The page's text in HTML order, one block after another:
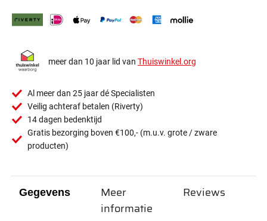
meer dan 10 jaar lid van Thuiswinkel.org
Al meer dan 25 jaar dé Specialisten
Veilig achteraf betalen (Riverty)
14 dagen bedenktijd
Gratis bezorging boven €100,- (m.u.v. grote / zware
producten)
Gegevens
Meer
informatie
Reviews